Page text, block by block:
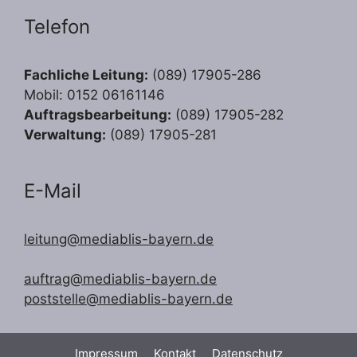
Telefon
Fachliche Leitung: (089) 17905-286
Mobil: 0152 06161146
Auftragsbearbeitung: (089) 17905-282
Verwaltung: (089) 17905-281
E-Mail
leitung@mediablis-bayern.de
auftrag@mediablis-bayern.de
poststelle@mediablis-bayern.de
Impressum Kontakt Datenschutz